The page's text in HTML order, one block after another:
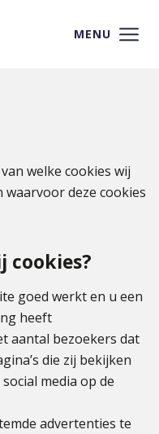
MENU
welke cookies wij
deze cookies
cookies?
goed werkt en u een
heeft
aantal bezoekers dat
die zij bekijken
media op de
advertenties te